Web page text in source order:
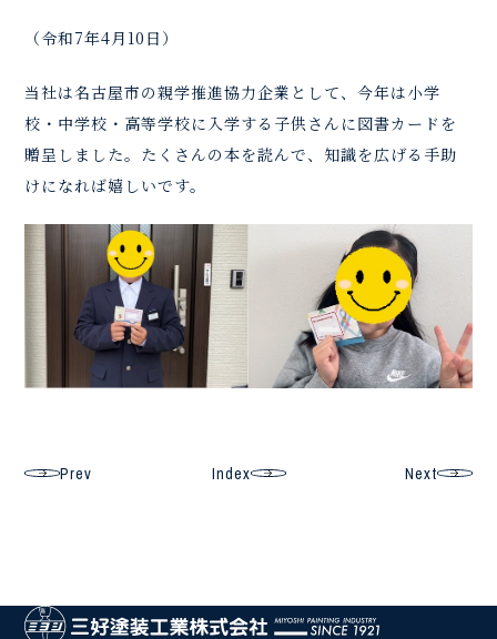
（令和7年4月10日）
当社は名古屋市の親学推進協力企業として、今年は小学
校・中学校・高等学校に入学する子供さんに図書カードを
贈呈しました。たくさんの本を読んで、知識を広げる手助
けになれば嬉しいです。
Prev Index Next